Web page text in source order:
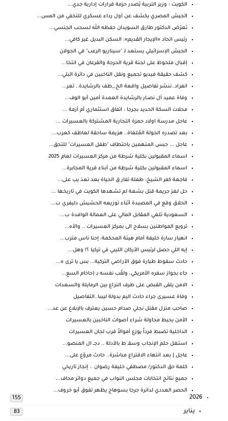
الكويت : وزير التربية يُصدر حزمة قرارات إدارية جدي...
الجيش المصري يكشف عن أول رداء عسكري للتخفي من المس...
تعرّض الدكتور طارق السويدان حفظه الله لـسحب الجنسي...
رئيس اتحاد «الإيجار القديم»: السكن البديل غير كافي...
الجيش الإسرائيلي يستعد لـ "سيناريو الرعب" في الجولان
إقبال ملحوظ على لجنة قرية الحرجة والقرعان في انتخا...
كشف حقيقة فيديو تجميع ونقل الناخبين في دائرة البلي...
انفراد..ننشر تفاصيل واقعة الخ._طف بالرشايدة.. تعر...
وفاة عميد آل نصــار بالرشايدة العمدة أمين أبو الوف...
محلات السكة الحديد بجرجا : اتفاق استثماري أم أزمة ...
عاجل مدرسة اولاد حمزة التجارية المشتركة بالعسيرات ...
بعد تصدره الجولة المُلغاة.. هزيمة ساحقة لعاطف كعرب...
عاجل ... حبس المتهمين باختطاف "طفل العسيرات" للتحق...
اسماء المقبولين بكلية شرطة من مركز العسيرات لعام 2025
اسماء المقبولين بكلية شرطة من أبناء قرية المجابرة...
فاجعة كفر الشيخ: طفلة تفار ق الحياة بعد تعذ يب على...
حل لغز جريمة قتل بشعة لم تشهدها الكويت في تاريخها ...
الحلاق وقع في المصيدة أثناء توزيعه الحشيش دليفري ب...
السعودية تلغي المقابل المالي على العمالة الوافدة ب...
ترويع المواطنين بسلاح الى بمركز العسيرات .. والأه...
انهيار سارة خليفة أمام هيئة المحكمة: إحنا ناس مترب...
إيه اللي حصل لرئيس الأركان الليبي في تركيا ؟! وهل...
حادث سقوط طيارة فوق الأراضي التركية... بس يا ترى ه...
جاء بجواز سفره الأمريكي، ولقّب نفسه بـ (حاخام السع...
الامن يلقى القبض على طرف النزاع بين الرمايلة والسعدات
وفاة عسيرى جراء حادث اليم بدولة ليببا..التفاصيل
صاحب منزل مقتل نجلي صدام حسين يعترف بالإبلاغ عن عد...
الأمن يحبط محاولة شراء أصوات الناخبين بالعسيرات
الداخلية تضبط فرداً يوزع أموالاً قرب لجان العسيرات
استغل حلم الإنجاب وسقـ ط بالأدلة .. دجــ ال المنصو...
عاجل | بعد انتهاء الاقتراع مباشرة.. حادث مروّع على...
كلمة حق الدكتور/ مصطفي خليفة رضوان .. إنجاز تاريخي
جميع نتائج انتخابات مجلس النواب في جميع دوائر محاف...
الحصر العددي لدائرة جرجا بسوهاج يظهر تفوق أبو خروف...
2026
155
يناير 83